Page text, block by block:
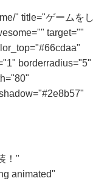
" title="ゲームをし
target=""
borderradius="5"
！"
animated"